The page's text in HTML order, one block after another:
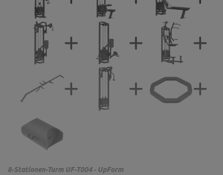
8-Stationen-Turm UF-T004 - UpForm